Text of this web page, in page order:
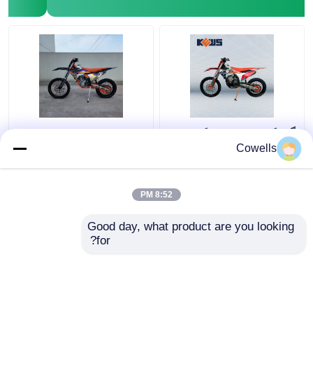
گیربکس 6 سرعته کیوز
دوچرخه خاکی NC300S
KEWS ZS178mm
NX250 چهار زمان موتور
موتورسیکلت
تماس با ما
Cowells
8:52 PM
Good day, what product are you looking
for?